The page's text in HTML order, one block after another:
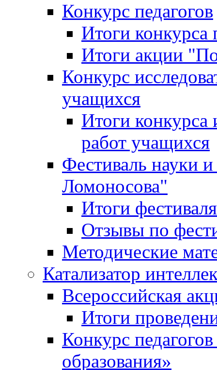
Конкурс педагогов
Итоги конкурса
Итоги акции
Конкурс
учащихся
Итоги конкурса
работ учащихся
Фестиваль науки
Ломоносова"
Итоги фестиваля
Отзывы по
Методические
Катализатор
Всероссийская
Итоги
Конкурс
образования»